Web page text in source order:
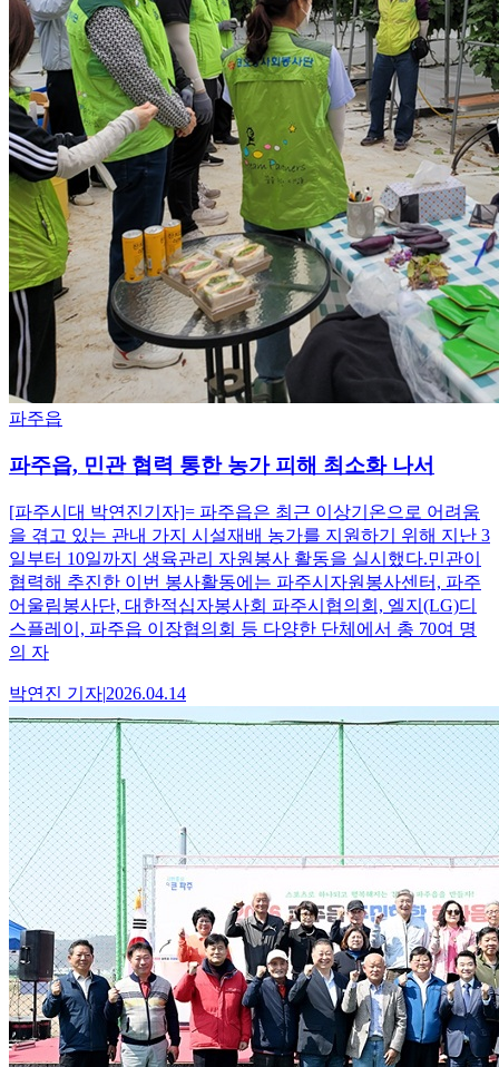
파주읍
파주읍, 민관 협력 통한 농가 피해 최소화 나서
[파주시대 박연진기자]= 파주읍은 최근 이상기온으로 어려움
을 겪고 있는 관내 가지 시설재배 농가를 지원하기 위해 지난 3
일부터 10일까지 생육관리 자원봉사 활동을 실시했다.민관이
협력해 추진한 이번 봉사활동에는 파주시자원봉사센터, 파주
어울림봉사단, 대한적십자봉사회 파주시협의회, 엘지(LG)디
스플레이, 파주읍 이장협의회 등 다양한 단체에서 총 70여 명
의 자
박연진 기자|2026.04.14